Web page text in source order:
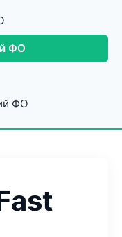
ФО
ФО